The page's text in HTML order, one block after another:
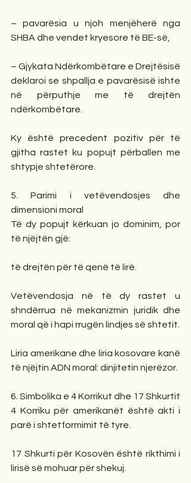
– pavarësia u njoh menjëherë nga
SHBA dhe vendet kryesore të BE-së,
– Gjykata Ndërkombëtare e Drejtësisë
deklaroi se shpallja e pavarësisë ishte
në përputhje me të drejtën
ndërkombëtare.
Ky është precedent pozitiv për të
gjitha rastet ku popujt përballen me
shtypje shtetërore.
5. Parimi i vetëvendosjes dhe
dimensioni moral
Të dy popujt kërkuan jo dominim, por
të njëjtën gjë:
të drejtën për të qenë të lirë.
Vetëvendosja në të dy rastet u
shndërrua në mekanizmin juridik dhe
moral që i hapi rrugën lindjes së shtetit.
Liria amerikane dhe liria kosovare kanë
të njëjtin ADN moral: dinjitetin njerëzor.
6. Simbolika e 4 Korrikut dhe 17 Shkurtit
4 Korriku për amerikanët është akti i
parë i shtetformimit të tyre.
17 Shkurti për Kosovën është rikthimi i
lirisë së mohuar për shekuj.